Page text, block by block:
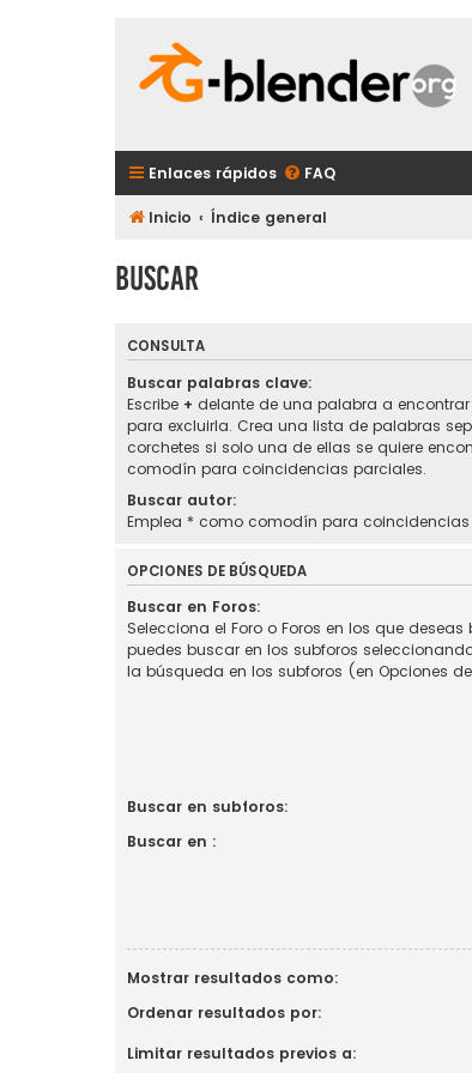
Enlaces rápidos FAQ
Inicio Índice general
Buscar
CONSULTA
Buscar palabras clave:
Escribe + delante de una palabra a
para excluirla. Crea una lista de palabras
corchetes si solo una de ellas se quiere
comodín para coincidencias parciales.
Buscar autor:
Emplea * como comodín para coincidencias
OPCIONES DE BÚSQUEDA
Buscar en Foros:
Selecciona el Foro o Foros en los que
puedes buscar en los subforos
la búsqueda en los subforos (en Opciones
Buscar en subforos:
Buscar en :
Mostrar resultados como:
Ordenar resultados por:
Limitar resultados previos a: